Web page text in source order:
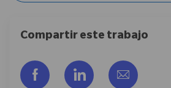
Compartir este trabajo
Compartir a través de
Compartir a